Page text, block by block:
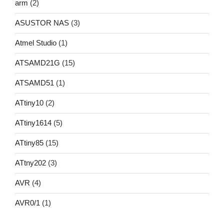
arm (2)
ASUSTOR NAS (3)
Atmel Studio (1)
ATSAMD21G (15)
ATSAMD51 (1)
ATtiny10 (2)
ATtiny1614 (5)
ATtiny85 (15)
ATtny202 (3)
AVR (4)
AVR0/1 (1)